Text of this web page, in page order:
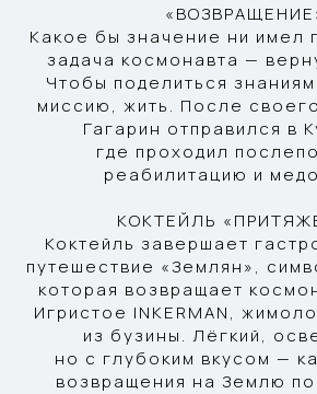
Какое бы значение ни имел
задача космонавта —
Чтобы поделиться
миссию, жить. После
Гагарин отправился в
где проходил
реабилитацию и
КОКТЕЙЛЬ
Коктейль завершает
путешествие «Землян»,
которая возвращает
Игристое INKERMAN,
из бузины. Лёгкий,
но с глубоким вкусом —
возвращения на Землю